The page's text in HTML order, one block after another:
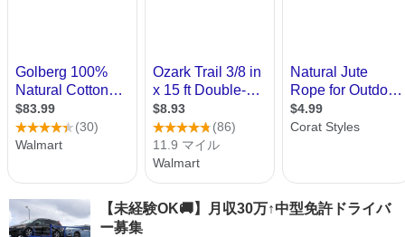
【未経験OK🚚】月収30万↑中型免許ドライバ
ー募集